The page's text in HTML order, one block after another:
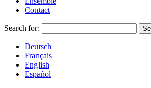
Contact
Search for:
Deutsch
Français
English
Español